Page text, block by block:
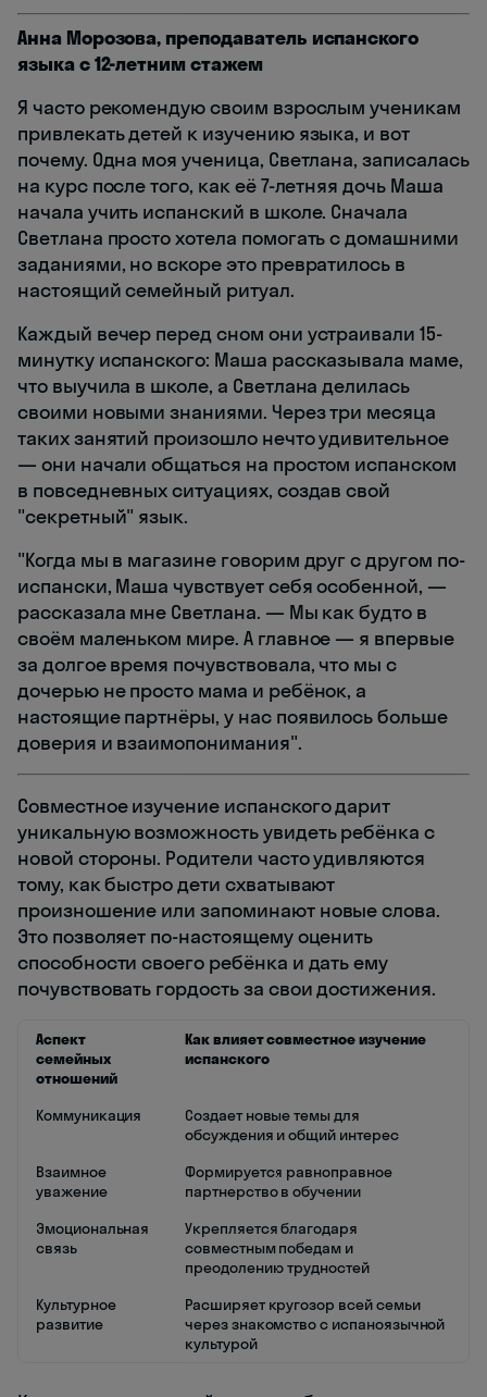
Анна Морозова, преподаватель испанского
языка с 12-летним стажем
Я часто рекомендую своим взрослым ученикам
привлекать детей к изучению языка, и вот
почему. Одна моя ученица, Светлана, записалась
на курс после того, как её 7-летняя дочь Маша
начала учить испанский в школе. Сначала
Светлана просто хотела помогать с домашними
заданиями, но вскоре это превратилось в
настоящий семейный ритуал.
Каждый вечер перед сном они устраивали 15-
минутку испанского: Маша рассказывала маме,
что выучила в школе, а Светлана делилась
своими новыми знаниями. Через три месяца
таких занятий произошло нечто удивительное
— они начали общаться на простом испанском
в повседневных ситуациях, создав свой
"секретный" язык.
"Когда мы в магазине говорим друг с другом по-
испански, Маша чувствует себя особенной, —
рассказала мне Светлана. — Мы как будто в
своём маленьком мире. А главное — я впервые
за долгое время почувствовала, что мы с
дочерью не просто мама и ребёнок, а
настоящие партнёры, у нас появилось больше
доверия и взаимопонимания".
Совместное изучение испанского дарит
уникальную возможность увидеть ребёнка с
новой стороны. Родители часто удивляются
тому, как быстро дети схватывают
произношение или запоминают новые слова.
Это позволяет по-настоящему оценить
способности своего ребёнка и дать ему
почувствовать гордость за свои достижения.
Аспект
семейных
отношений
Как влияет совместное изучение
испанского
Коммуникация
Создает новые темы для
обсуждения и общий интерес
Взаимное
уважение
Формируется равноправное
партнерство в обучении
Эмоциональная
связь
Укрепляется благодаря
совместным победам и
преодолению трудностей
Культурное
развитие
Расширяет кругозор всей семьи
через знакомство с испаноязычной
культурой